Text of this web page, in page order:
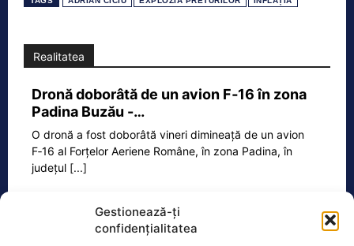
Gestionează-ți
confidențialitatea
Realitatea
Dronă doborâtă de un avion F‑16 în zona
Padina Buzău -…
O dronă a fost doborâtă vineri dimineață de un avion
F‑16 al Forțelor Aeriene Române, în zona Padina, în
județul [...]